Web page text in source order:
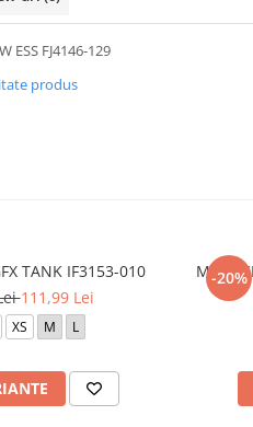
ESS FJ4146-129
produs
TANK IF3153-010
111,99 Lei
XS M L
-20%
M NK